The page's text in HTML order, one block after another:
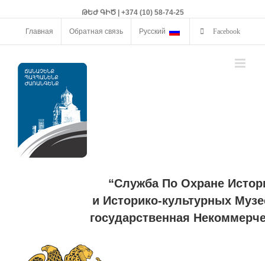
ԹԵԺ ԳԻԾ | +374 (10) 58-74-25
Главная Обратная связь Русский Facebook
“Служба По Охране
и Историко-культурных
государственная